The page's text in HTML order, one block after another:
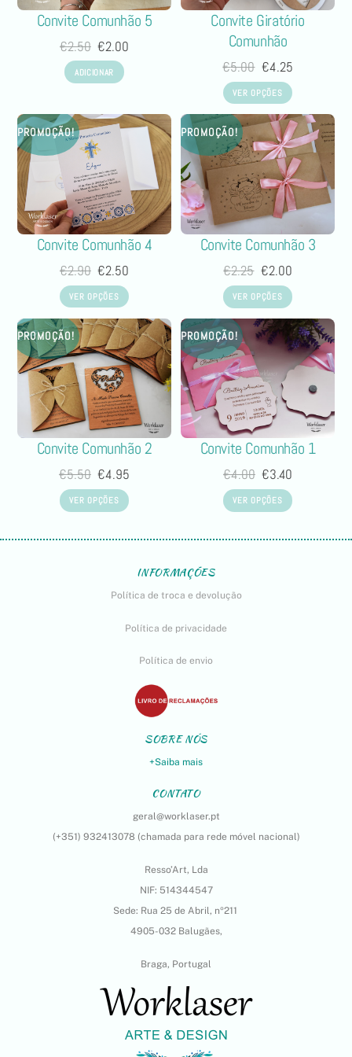
Convite Comunhão 5
€2.50 €2.00
ADICIONAR
Convite Giratório
Comunhão
€5.00 €4.25
VER OPÇÕES
PROMOÇÃO!
Convite Comunhão 4
€2.90 €2.50
VER OPÇÕES
PROMOÇÃO!
Convite Comunhão 3
€2.25 €2.00
VER OPÇÕES
PROMOÇÃO!
Convite Comunhão 2
€5.50 €4.95
VER OPÇÕES
PROMOÇÃO!
Convite Comunhão 1
€4.00 €3.40
VER OPÇÕES
INFORMAÇÕES
Política de troca e devolução
Política de privacidade
Política de envio
SOBRE NÓS
+Saiba mais
CONTATO
geral@worklaser.pt
(+351) 932413078 (chamada para rede móvel nacional)
Resso’Art, Lda
NIF: 514344547
Sede: Rua 25 de Abril, nº211
4905-032 Balugães,
Braga, Portugal